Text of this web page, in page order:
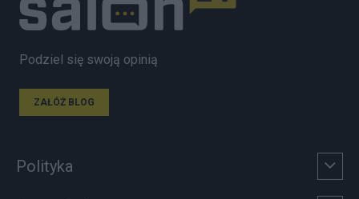
Podziel się swoją opinią
ZAŁÓŻ BLOG
Polityka